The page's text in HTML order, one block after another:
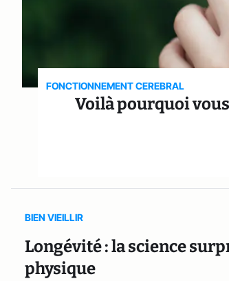
FONCTIONNEMENT CEREBRAL
Voilà pourquoi
BIEN VIEILLIR
Longévité : la science
physique